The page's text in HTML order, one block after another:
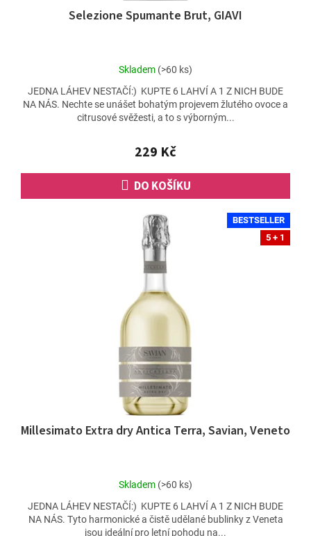
Selezione Spumante Brut, GIAVI
Průměrné
produktu
je
4,6
5
hvězdiček.
Skladem (>60 ks)
229 Kč
DO KOŠÍKU
JEDNA LÁHEV NESTAČÍ:) KUPTE 6 LAHVÍ A 1 Z NICH BUDE
NA NÁS. Nechte se unášet bohatým projevem žlutého ovoce a
citrusové svěžesti, a to s výborným...
BESTSELLER
5 + 1
Millesimato Extra dry Antica Terra, Savian, Veneto
Průměrné
produktu
je
Skladem (>60 ks)
JEDNA LÁHEV NESTAČÍ:) KUPTE 6 LAHVÍ A 1 Z NICH BUDE
NA NÁS. Tyto harmonické a čistě udělané bublinky z Veneta
jsou ideální pro letní pohodu na...